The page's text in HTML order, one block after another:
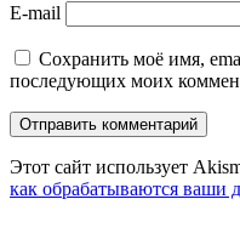
E-mail
Сохранить моё имя,
последующих моих
Этот сайт использует
как обрабатываются ваши